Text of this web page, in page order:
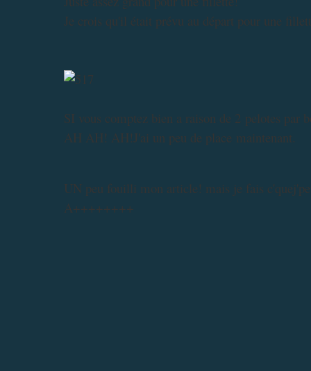
Je crois qu'il était prévu au départ pour une
SI vous comptez bien a raison de 2 pelotes par
AH AH! AH!J'ai un peu de place maintenant.
UN peu fouilli mon article! mais je fais
A++++++++